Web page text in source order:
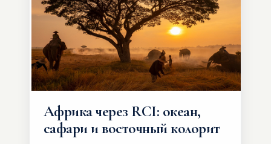
Африка через RCI: океан,
сафари и восточный колорит